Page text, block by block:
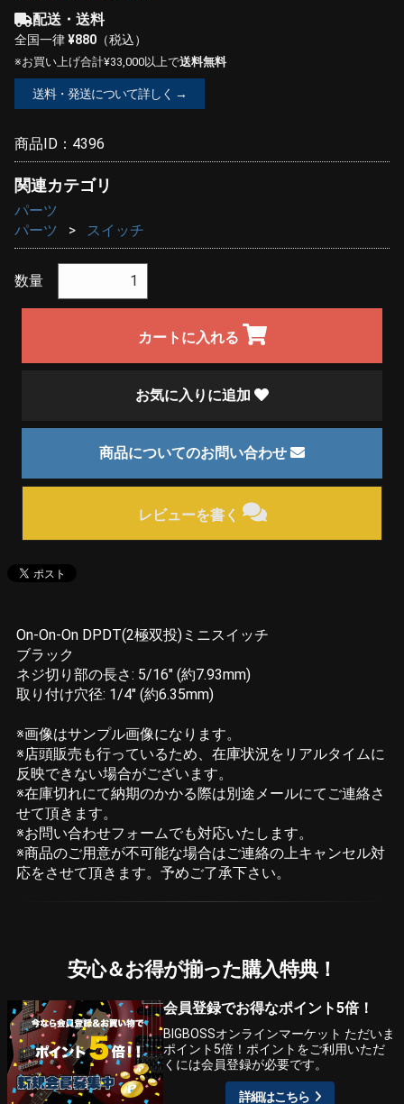
配送・送料
全国一律¥880 （税込）
※お買い上げ合計¥33,000以上で送料無料
送料・発送について詳しく →
商品ID： 4396
関連カテゴリ
パーツ
パーツ
スイッチ
数量
カートに入れる
お気に入りに追加
商品についてのお問い合わせ
レビューを書く
On-On-On DPDT(2極双投)ミニスイッチ
ブラック
ネジ切り部の長さ: 5/16" (約7.93mm)
取り付け穴径: 1/4" (約6.35mm)
※画像はサンプル画像になります。
※店頭販売も行っているため、在庫状況をリアルタイムに
反映できない場合がございます。
※在庫切れにて納期のかかる際は別途メールにてご連絡さ
せて頂きます。
※お問い合わせフォームでも対応いたします。
※商品のご用意が不可能な場合はご連絡の上キャンセル対
応をさせて頂きます。予めご了承下さい。
安心＆お得が揃った購入特典！
会員登録でお得なポイント5倍！
BIGBOSSオンラインマーケット ただいま
ポイント5倍！ポイントをご利用いただ
くには会員登録が必要です。
詳細はこちら